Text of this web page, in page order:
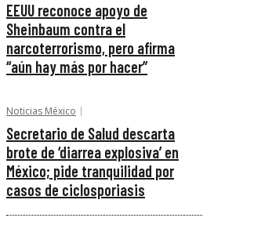
EEUU reconoce apoyo de
Sheinbaum contra el
narcoterrorismo, pero afirma
“aún hay más por hacer”
Noticias México
Secretario de Salud descarta
brote de ‘diarrea explosiva’ en
México; pide tranquilidad por
casos de ciclosporiasis